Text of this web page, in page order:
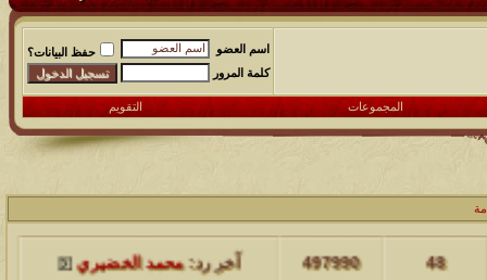
اسم العضو
حفظ البيانات؟
كلمة المرور
المجموعات التقويم
مشاركات المشاهدات آخر مشاركة
آخر رد: